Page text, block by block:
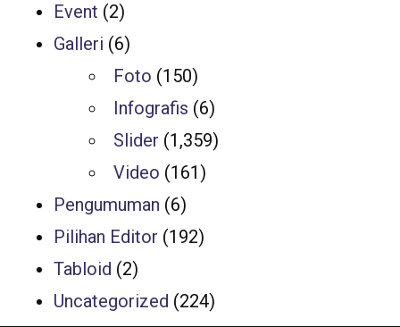
Event (2)
Galleri (6)
Foto (150)
Infografis (6)
Slider (1,359)
Video (161)
Pengumuman (6)
Pilihan Editor (192)
Tabloid (2)
Uncategorized (224)